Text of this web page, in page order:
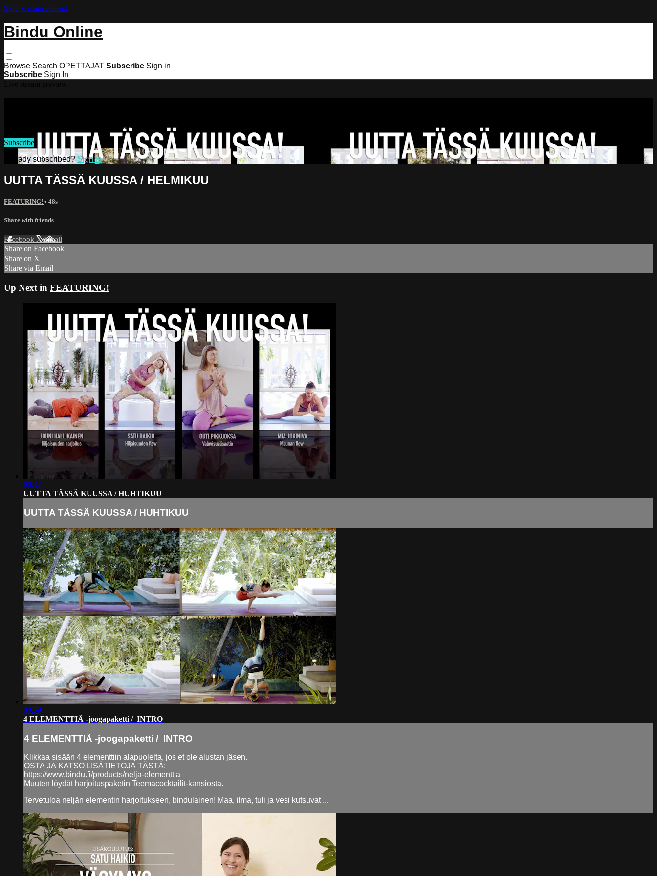
Skip to main content
Bindu Online
Browse Search OPETTAJAT Subscribe Sign in
Subscribe Sign In
Watch this video and more on Bindu Online
Subscribe
Already subscribed?Sign in
UUTTA TÄSSÄ KUUSSA / HELMIKUU
FEATURING! • 48s
Share with friends
Facebook XEmail
Share on Facebook
Share on X
Share via Email
Up Next in FEATURING!
00:32
UUTTA TÄSSÄ KUUSSA / HUHTIKUU
UUTTA TÄSSÄ KUUSSA / HUHTIKUU
00:59
4 ELEMENTTIÄ -joogapaketti / INTRO
4 ELEMENTTIÄ -joogapaketti / INTRO
Klikkaa sisään 4 elementtiin alapuolelta, jos et ole alustan jäsen.
OSTA JA KATSO LISÄTIETOJA TÄSTÄ:
https://www.bindu.fi/products/nelja-elementtia
Muuten löydät harjoituspaketin Teemacocktailit-kansiosta.
Tervetuloa neljän elementin harjoitukseen, bindulainen! Maa, ilma, tuli ja vesi kutsuvat ...